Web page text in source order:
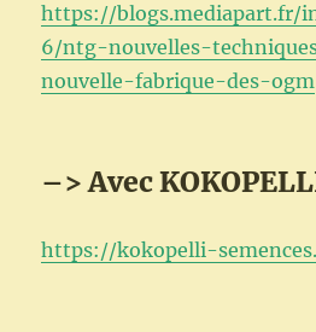
https://blogs.mediapart.fr/
6/ntg-nouvelles-
nouvelle-fabrique-des-ogm
–> Avec
https://kokopelli-